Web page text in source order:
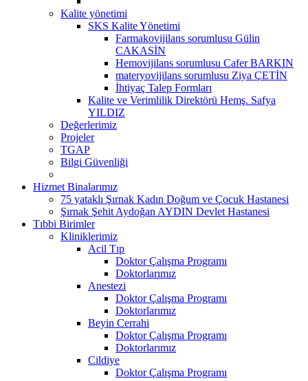
Kalite yönetimi
SKS Kalite Yönetimi
Farmakovijilans sorumlusu Gülin
CAKASİN
Hemovijilans sorumlusu Cafer BARKIN
materyovijilans sorumlusu Ziya ÇETİN
İhtiyaç Talep Formları
Kalite ve Verimlilik Direktörü Hemş. Safya
YILDIZ
Değerlerimiz
Projeler
TGAP
Bilgi Güvenliği
Hizmet Binalarımız
75 yataklı Şırnak Kadın Doğum ve Çocuk Hastanesi
Şırnak Şehit Aydoğan AYDIN Devlet Hastanesi
Tıbbi Birimler
Kliniklerimiz
Acil Tıp
Doktor Çalışma Programı
Doktorlarımız
Anestezi
Doktor Çalışma Programı
Doktorlarımız
Beyin Cerrahi
Doktor Çalışma Programı
Doktorlarımız
Cildiye
Doktor Çalışma Programı